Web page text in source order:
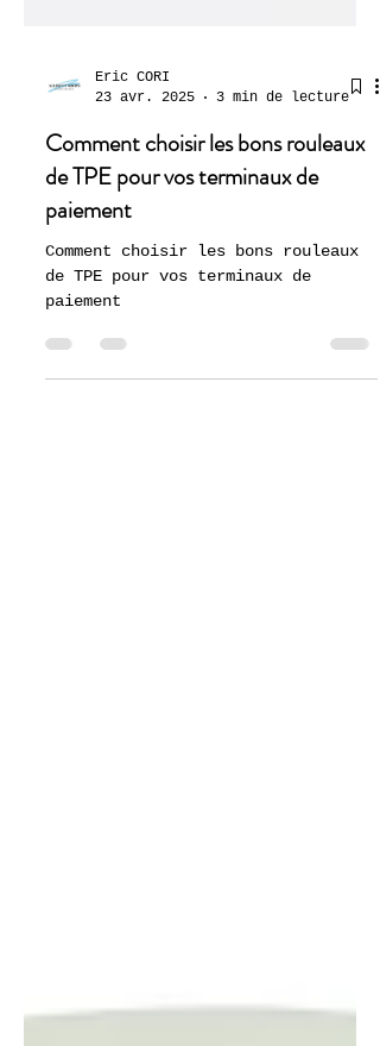
23 avr. 2025
3 min de lecture
Comment choisir les bons rouleaux
de TPE pour vos terminaux de
paiement
Comment choisir les bons rouleaux
de TPE pour vos terminaux de
paiement